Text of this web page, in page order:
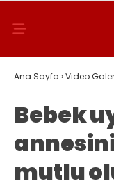
Ana Sayfa ›Video
Bebek
mutlu